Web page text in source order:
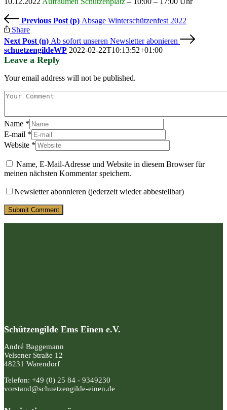
Previous Post (p) Absage Winterschützenfest 2022
Share
Next Post (n) Ab sofort unseren Newsletter abonieren
schuetzengildeWP 2022-02-22T10:13:52+01:00
Leave a Reply
Your email address will not be published.
Name *
E-mail *
Website *
Name, E-Mail-Adresse und Website in diesem Browser für
meinen nächsten Kommentar speichern.
Newsletter abonnieren (jederzeit wieder abbestellbar)
Schützengilde Ems Einen e.V.
André Baggemann
Velsener Straße 12
48231 Warendorf
Telefon: +49 (0) 25 84 - 9349230
vorstand@schuetzengilde-einen.de